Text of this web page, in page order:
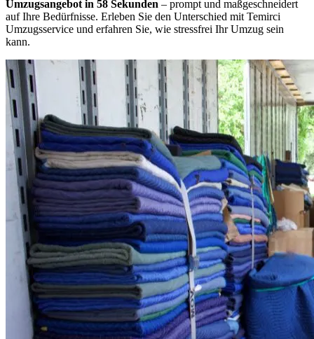
Umzugsangebot in 58 Sekunden – prompt und maßgeschneidert
auf Ihre Bedürfnisse. Erleben Sie den Unterschied mit Temirci
Umzugsservice und erfahren Sie, wie stressfrei Ihr Umzug sein
kann.